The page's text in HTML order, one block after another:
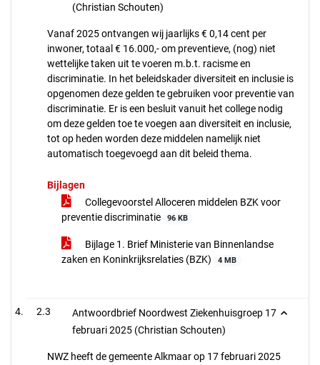
(Christian Schouten)
Vanaf 2025 ontvangen wij jaarlijks € 0,14 cent per
inwoner, totaal € 16.000,- om preventieve, (nog) niet
wettelijke taken uit te voeren m.b.t. racisme en
discriminatie. In het beleidskader diversiteit en inclusie is
opgenomen deze gelden te gebruiken voor preventie van
discriminatie. Er is een besluit vanuit het college nodig
om deze gelden toe te voegen aan diversiteit en inclusie,
tot op heden worden deze middelen namelijk niet
automatisch toegevoegd aan dit beleid thema.
Bijlagen
Collegevoorstel Alloceren middelen BZK voor
preventie discriminatie
96 KB
Bijlage 1. Brief Ministerie van Binnenlandse
zaken en Koninkrijksrelaties (BZK)
4 MB
2.3
Antwoordbrief Noordwest Ziekenhuisgroep 17
februari 2025 (Christian Schouten)
NWZ heeft de gemeente Alkmaar op 17 februari 2025